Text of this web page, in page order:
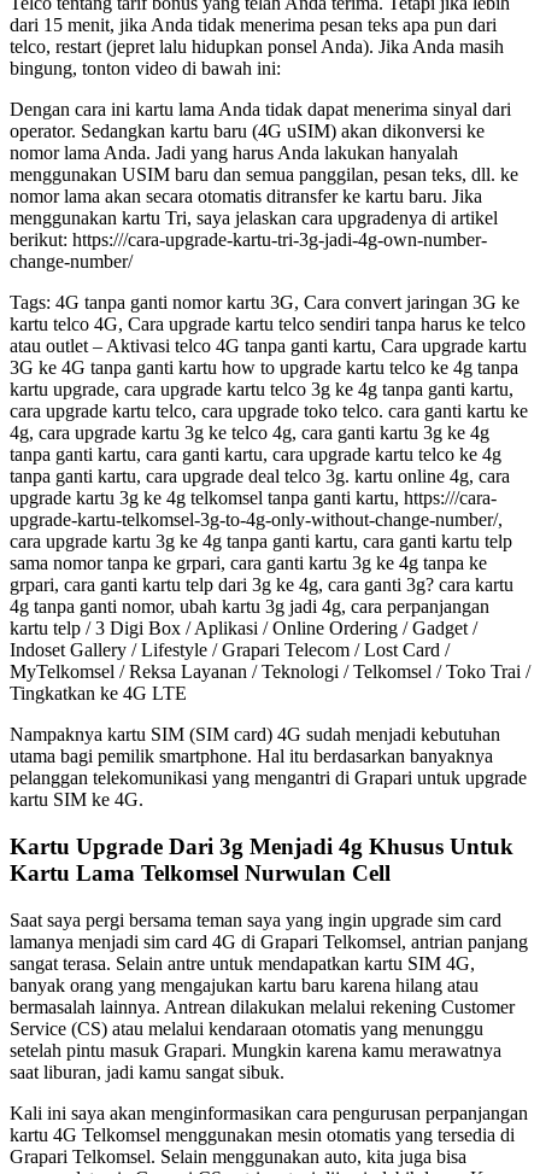
dari 15 menit, jika Anda tidak menerima pesan teks apa pun dari
telco, restart (jepret lalu hidupkan ponsel Anda). Jika Anda masih
bingung, tonton video di bawah ini:
Dengan cara ini kartu lama Anda tidak dapat menerima sinyal dari
operator. Sedangkan kartu baru (4G uSIM) akan dikonversi ke
nomor lama Anda. Jadi yang harus Anda lakukan hanyalah
menggunakan USIM baru dan semua panggilan, pesan teks, dll. ke
nomor lama akan secara otomatis ditransfer ke kartu baru. Jika
menggunakan kartu Tri, saya jelaskan cara upgradenya di artikel
berikut: https:///cara-upgrade-kartu-tri-3g-jadi-4g-own-number-
change-number/
Tags: 4G tanpa ganti nomor kartu 3G, Cara convert jaringan 3G ke
kartu telco 4G, Cara upgrade kartu telco sendiri tanpa harus ke telco
atau outlet – Aktivasi telco 4G tanpa ganti kartu, Cara upgrade kartu
3G ke 4G tanpa ganti kartu how to upgrade kartu telco ke 4g tanpa
kartu upgrade, cara upgrade kartu telco 3g ke 4g tanpa ganti kartu,
cara upgrade kartu telco, cara upgrade toko telco. cara ganti kartu ke
4g, cara upgrade kartu 3g ke telco 4g, cara ganti kartu 3g ke 4g
tanpa ganti kartu, cara ganti kartu, cara upgrade kartu telco ke 4g
tanpa ganti kartu, cara upgrade deal telco 3g. kartu online 4g, cara
upgrade kartu 3g ke 4g telkomsel tanpa ganti kartu, https:///cara-
upgrade-kartu-telkomsel-3g-to-4g-only-without-change-number/,
cara upgrade kartu 3g ke 4g tanpa ganti kartu, cara ganti kartu telp
sama nomor tanpa ke grpari, cara ganti kartu 3g ke 4g tanpa ke
grpari, cara ganti kartu telp dari 3g ke 4g, cara ganti 3g? cara kartu
4g tanpa ganti nomor, ubah kartu 3g jadi 4g, cara perpanjangan
kartu telp / 3 Digi Box / Aplikasi / Online Ordering / Gadget /
Indoset Gallery / Lifestyle / Grapari Telecom / Lost Card /
MyTelkomsel / Reksa Layanan / Teknologi / Telkomsel / Toko Trai /
Tingkatkan ke 4G LTE
Nampaknya kartu SIM (SIM card) 4G sudah menjadi kebutuhan
utama bagi pemilik smartphone. Hal itu berdasarkan banyaknya
pelanggan telekomunikasi yang mengantri di Grapari untuk upgrade
kartu SIM ke 4G.
Kartu Upgrade Dari 3g Menjadi 4g Khusus Untuk
Kartu Lama Telkomsel Nurwulan Cell
Saat saya pergi bersama teman saya yang ingin upgrade sim card
lamanya menjadi sim card 4G di Grapari Telkomsel, antrian panjang
sangat terasa. Selain antre untuk mendapatkan kartu SIM 4G,
banyak orang yang mengajukan kartu baru karena hilang atau
bermasalah lainnya. Antrean dilakukan melalui rekening Customer
Service (CS) atau melalui kendaraan otomatis yang menunggu
setelah pintu masuk Grapari. Mungkin karena kamu merawatnya
saat liburan, jadi kamu sangat sibuk.
Kali ini saya akan menginformasikan cara pengurusan perpanjangan
kartu 4G Telkomsel menggunakan mesin otomatis yang tersedia di
Grapari Telkomsel. Selain menggunakan auto, kita juga bisa